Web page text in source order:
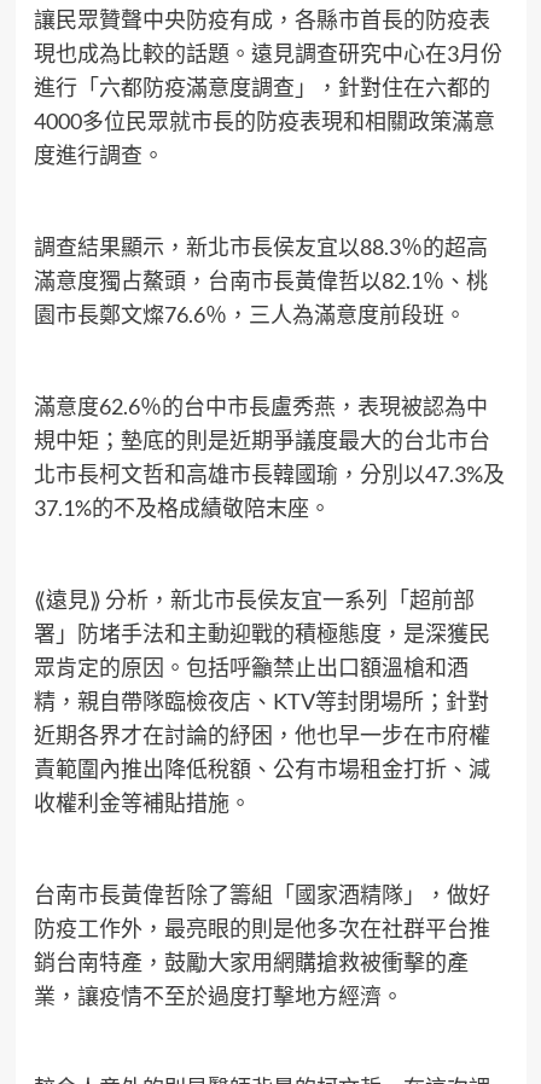
讓民眾贊聲中央防疫有成，各縣市首長的防疫表
現也成為比較的話題。遠見調查研究中心在3月份
進行「六都防疫滿意度調查」，針對住在六都的
4000多位民眾就市長的防疫表現和相關政策滿意
度進行調查。
調查結果顯示，新北市長侯友宜以88.3％的超高
滿意度獨占鰲頭，台南市長黃偉哲以82.1％、桃
園市長鄭文燦76.6％，三人為滿意度前段班。
滿意度62.6％的台中市長盧秀燕，表現被認為中
規中矩；墊底的則是近期爭議度最大的台北市台
北市長柯文哲和高雄市長韓國瑜，分別以47.3%及
37.1%的不及格成績敬陪末座。
⟪遠見⟫ 分析，新北市長侯友宜一系列「超前部
署」防堵手法和主動迎戰的積極態度，是深獲民
眾肯定的原因。包括呼籲禁止出口額溫槍和酒
精，親自帶隊臨檢夜店、KTV等封閉場所；針對
近期各界才在討論的紓困，他也早一步在市府權
責範圍內推出降低稅額、公有市場租金打折、減
收權利金等補貼措施。
台南市長黃偉哲除了籌組「國家酒精隊」，做好
防疫工作外，最亮眼的則是他多次在社群平台推
銷台南特產，鼓勵大家用網購搶救被衝擊的產
業，讓疫情不至於過度打擊地方經濟。